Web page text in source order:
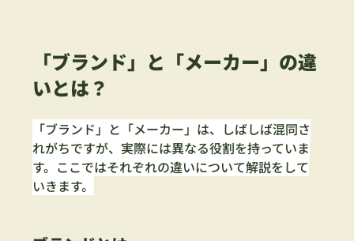
「ブランド」と「メーカー」の違
いとは？
「ブランド」と「メーカー」は、しばしば混同さ
れがちですが、実際には異なる役割を持っていま
す。ここではそれぞれの違いについて解説をして
いきます。